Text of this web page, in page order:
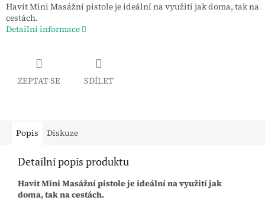
Havit Mini Masážní pistole je ideální na využití jak doma, tak na
cestách.
Detailní informace
ZEPTAT SE SDÍLET
Popis Diskuze
Detailní popis produktu
Havit Mini Masážní pistole je ideální na využití jak
doma, tak na cestách.